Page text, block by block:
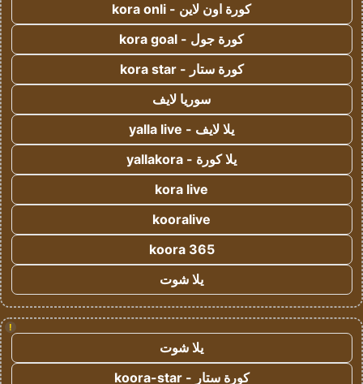
كورة اون لاين - kora onli
كورة جول - kora goal
كورة ستار - kora star
سوريا لايف
يلا لايف - yalla live
يلا كورة - yallakora
kora live
kooralive
koora 365
يلا شوت
!
يلا شوت
كورة ستار - koora-star